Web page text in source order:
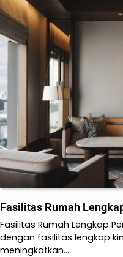
Fasilitas Rumah
Fasilitas Rumah Lengkap
dengan fasilitas lengkap
meningkatkan…